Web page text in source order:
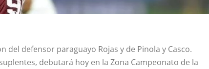
del defensor paraguayo Rojas y de Pinola y Casco.
debutará hoy en la Zona Campeonato de la